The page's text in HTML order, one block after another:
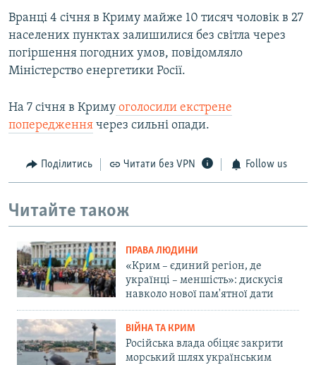
Вранці 4 січня в Криму майже 10 тисяч чоловік в 27
населених пунктах залишилися без світла через
погіршення погодних умов, повідомляло
Міністерство енергетики Росії.
На 7 січня в Криму оголосили екстрене
попередження через сильні опади.
Поділитись Читати без VPN Follow us
Читайте також
ПРАВА ЛЮДИНИ
«Крим – єдиний регіон, де
українці – меншість»: дискусія
навколо нової пам'ятної дати
ВІЙНА ТА КРИМ
Російська влада обіцяє закрити
морський шлях українським